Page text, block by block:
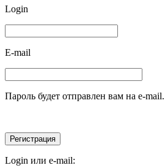
Login
E-mail
Пароль будет отправлен вам на e-mail.
Login или e-mail: